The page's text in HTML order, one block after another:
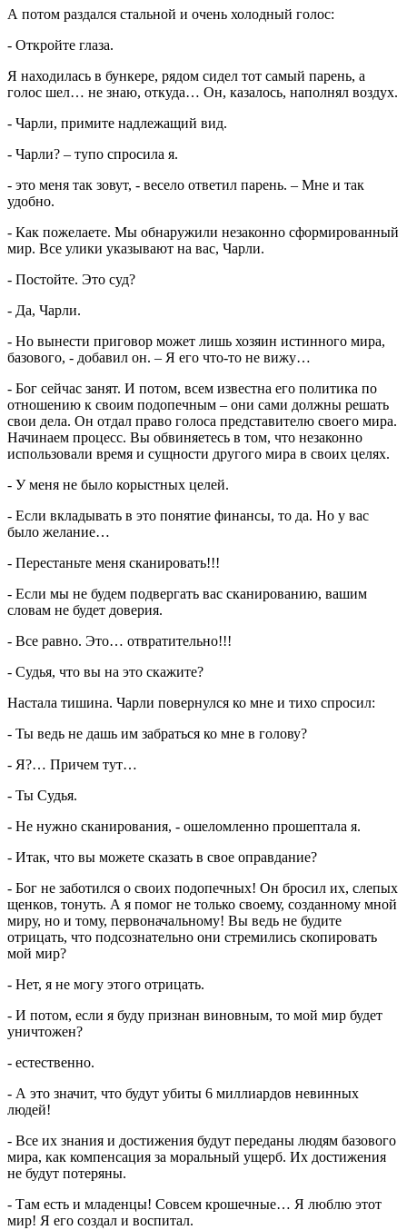
А потом раздался стальной и очень холодный голос:
- Откройте глаза.
Я находилась в бункере, рядом сидел тот самый парень, а
голос шел… не знаю, откуда… Он, казалось, наполнял воздух.
- Чарли, примите надлежащий вид.
- Чарли? – тупо спросила я.
- это меня так зовут, - весело ответил парень. – Мне и так
удобно.
- Как пожелаете. Мы обнаружили незаконно сформированный
мир. Все улики указывают на вас, Чарли.
- Постойте. Это суд?
- Да, Чарли.
- Но вынести приговор может лишь хозяин истинного мира,
базового, - добавил он. – Я его что-то не вижу…
- Бог сейчас занят. И потом, всем известна его политика по
отношению к своим подопечным – они сами должны решать
свои дела. Он отдал право голоса представителю своего мира.
Начинаем процесс. Вы обвиняетесь в том, что незаконно
использовали время и сущности другого мира в своих целях.
- У меня не было корыстных целей.
- Если вкладывать в это понятие финансы, то да. Но у вас
было желание…
- Перестаньте меня сканировать!!!
- Если мы не будем подвергать вас сканированию, вашим
словам не будет доверия.
- Все равно. Это… отвратительно!!!
- Судья, что вы на это скажите?
Настала тишина. Чарли повернулся ко мне и тихо спросил:
- Ты ведь не дашь им забраться ко мне в голову?
- Я?… Причем тут…
- Ты Судья.
- Не нужно сканирования, - ошеломленно прошептала я.
- Итак, что вы можете сказать в свое оправдание?
- Бог не заботился о своих подопечных! Он бросил их, слепых
щенков, тонуть. А я помог не только своему, созданному мной
миру, но и тому, первоначальному! Вы ведь не будите
отрицать, что подсознательно они стремились скопировать
мой мир?
- Нет, я не могу этого отрицать.
- И потом, если я буду признан виновным, то мой мир будет
уничтожен?
- естественно.
- А это значит, что будут убиты 6 миллиардов невинных
людей!
- Все их знания и достижения будут переданы людям базового
мира, как компенсация за моральный ущерб. Их достижения
не будут потеряны.
- Там есть и младенцы! Совсем крошечные… Я люблю этот
мир! Я его создал и воспитал.